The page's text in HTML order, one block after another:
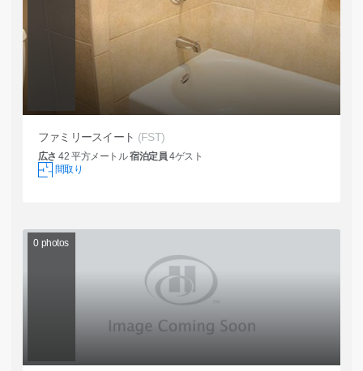
ファミリースイート (FST)
広さ 42 平方メートル宿泊定員 4ゲスト
間取り
0 photos